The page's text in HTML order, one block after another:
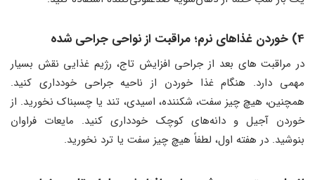
4) خوردن غذاهای نرم؛ مراقبت از نواحی جراحی شده
در مراقبت های بعد از جراحی افزایش تاج، رژیم غذایی نقش بسیار
مهمی دارد. هنگام غذا خوردن از ناحیه جراحی خودداری کنید.
همچنین، هیچ چیز سفت، شکننده، اسیدی، تند یا چسبناک نخورید. از
خوردن آجیل و دانه‌های کوچک خودداری کنید. مایعات فراوان
بنوشید. در هفته اول، لطفاً هیچ چیز سفت یا ترد نخورید.